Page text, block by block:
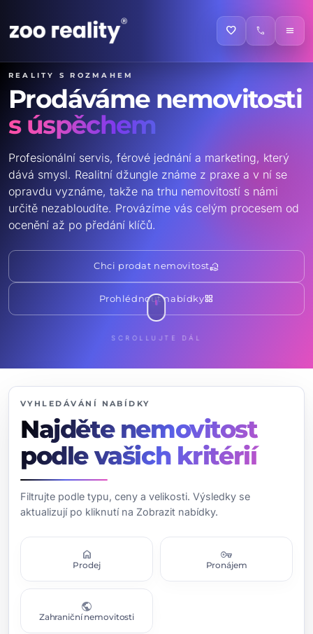
favorite call menu
Reality s rozmahem
Prodáváme nemovitosti
s úspěchem
Profesionální servis, férové jednání a marketing, který
dává smysl. Realitní džungle známe z praxe a v ní se
opravdu vyznáme, takže na trhu nemovitostí s námi
určitě nezabloudíte. Provázíme vás celým procesem od
ocenění až po předání klíčů.
Chci prodat nemovitostreal_estate_agent
Prohlédnout nabídkygrid_view
SCROLLUJTE DÁL
VYHLEDÁVÁNÍ NABÍDKY
Najděte nemovitost
podle vašich kritérií
Filtrujte podle typu, ceny a velikosti. Výsledky se
aktualizují po kliknutí na Zobrazit nabídky.
home
Prodej
vpn_key
Pronájem
public
Zahraniční nemovitosti